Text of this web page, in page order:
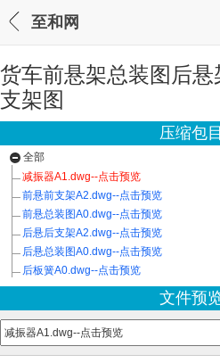
至和网
货车前悬架总装图后
支架图
压缩包
全部
减振器A1.dwg--点击预览
前悬前支架A2.dwg--点击预览
前悬总装图A0.dwg--点击预览
后悬后支架A2.dwg--点击预览
后悬总装图A0.dwg--点击预览
后板簧A0.dwg--点击预览
文件预